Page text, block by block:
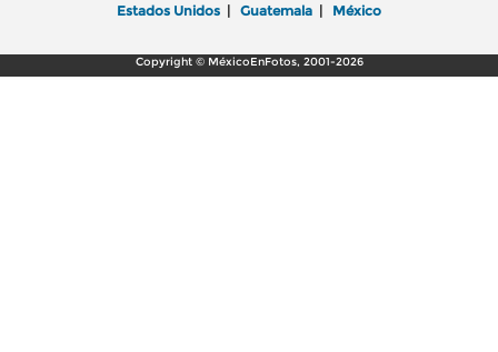
Estados Unidos | Guatemala | México
Copyright © MéxicoEnFotos, 2001-2026